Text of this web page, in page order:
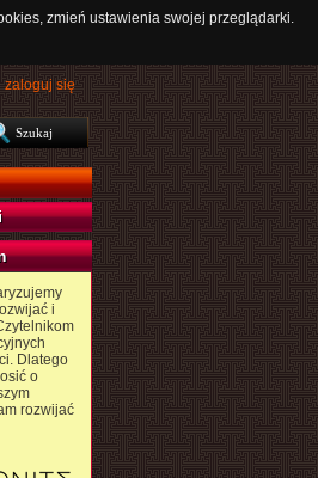
zmień ustawienia swojej przeglądarki.
zaloguj się
i
Dlatego
o
rozwijać